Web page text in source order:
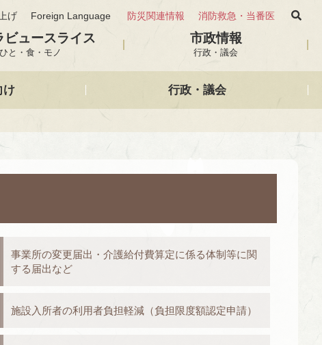
げ Foreign Language 防災関連情報 消防救急・当番医
ビュースライス
ひと・食・モノ
市政情報
行政・議会
け 行政・議会
事業所の変更届出・介護給付費算定に係る体制等に関
する届出など
施設入所者の利用者負担軽減（負担限度額認定申請）